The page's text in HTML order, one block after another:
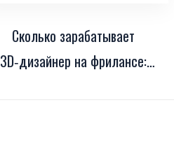
Сколько зарабатывает
3D‑дизайнер на фрилансе: